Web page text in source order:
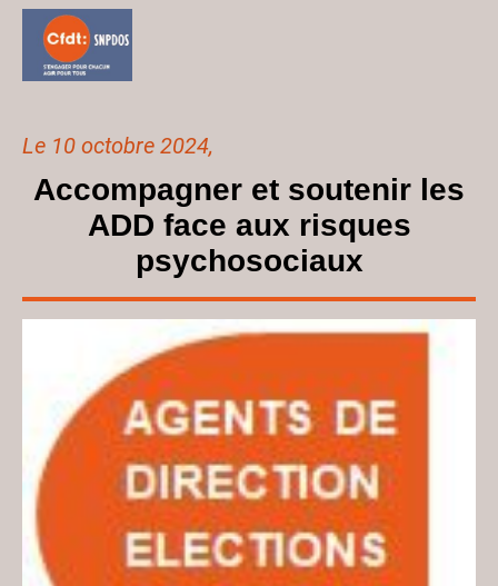
Le 10 octobre 2024,
Accompagner et soutenir les
ADD face aux risques
psychosociaux